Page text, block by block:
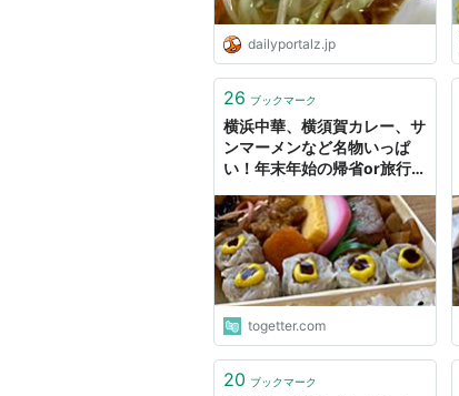
dailyportalz.jp
26 ブックマーク
横浜中華、横須賀カレー、サ
ンマーメンなど名物いっぱ
い！年末年始の帰省or旅行
川のご当地グルメまとめ
togetter.com
20 ブックマーク